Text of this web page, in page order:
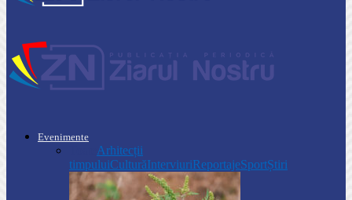
Evenimente
Arhitecții
timpuluiCulturăInterviuriReportajeSportȘtiri